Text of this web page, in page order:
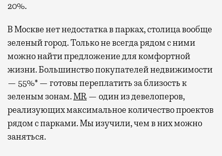
20%.
В Москве нет недостатка в парках, столица вообще
зеленый город. Только не всегда рядом с ними
можно найти предложение для комфортной
жизни. Большинство покупателей недвижимости
— 55%* — готовы переплатить за близость к
зеленым зонам.MR — один из девелоперов,
реализующих максимальное количество проектов
рядом с парками. Мы изучили, чем в них можно
заняться.